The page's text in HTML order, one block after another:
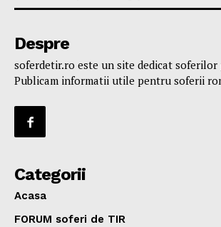
Despre
soferdetir.ro este un site dedicat
Publicam informatii utile pentru soferii
Categorii
Acasa
FORUM soferi de TIR